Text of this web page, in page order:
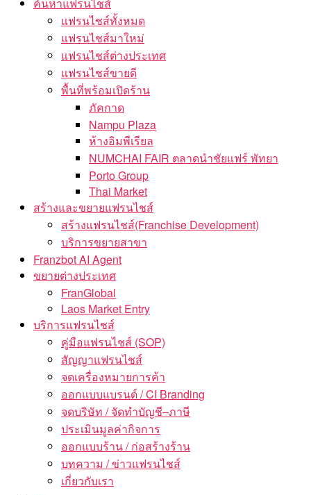
แฟรนไชส์ทั้งหมด
แฟรนไชส์มาใหม่
แฟรนไชส์ต่างประเทศ
แฟรนไชส์ขายดี
พื้นที่พร้อมเปิดร้าน
ภัคกาด
Nampu Plaza
ห้างอิมพีเรียล
NUMCHAI FAIR ตลาดนำชัยแฟร์ พัทยา
Porto Group
Thai Market
สร้างและขยายแฟรนไชส์
สร้างแฟรนไชส์(Franchise Development)
บริการขยายสาขา
Franzbot AI Agent
ขยายต่างประเทศ
FranGlobal
Laos Market Entry
บริการแฟรนไชส์
คู่มือแฟรนไชส์ (SOP)
สัญญาแฟรนไชส์
จดเครื่องหมายการค้า
ออกแบบแบรนด์ / CI Branding
จดบริษัท / จัดทำบัญชี–ภาษี
ประเมินมูลค่ากิจการ
ออกแบบร้าน / ก่อสร้างร้าน
บทความ / ข่าวแฟรนไชส์
เกี่ยวกับเรา